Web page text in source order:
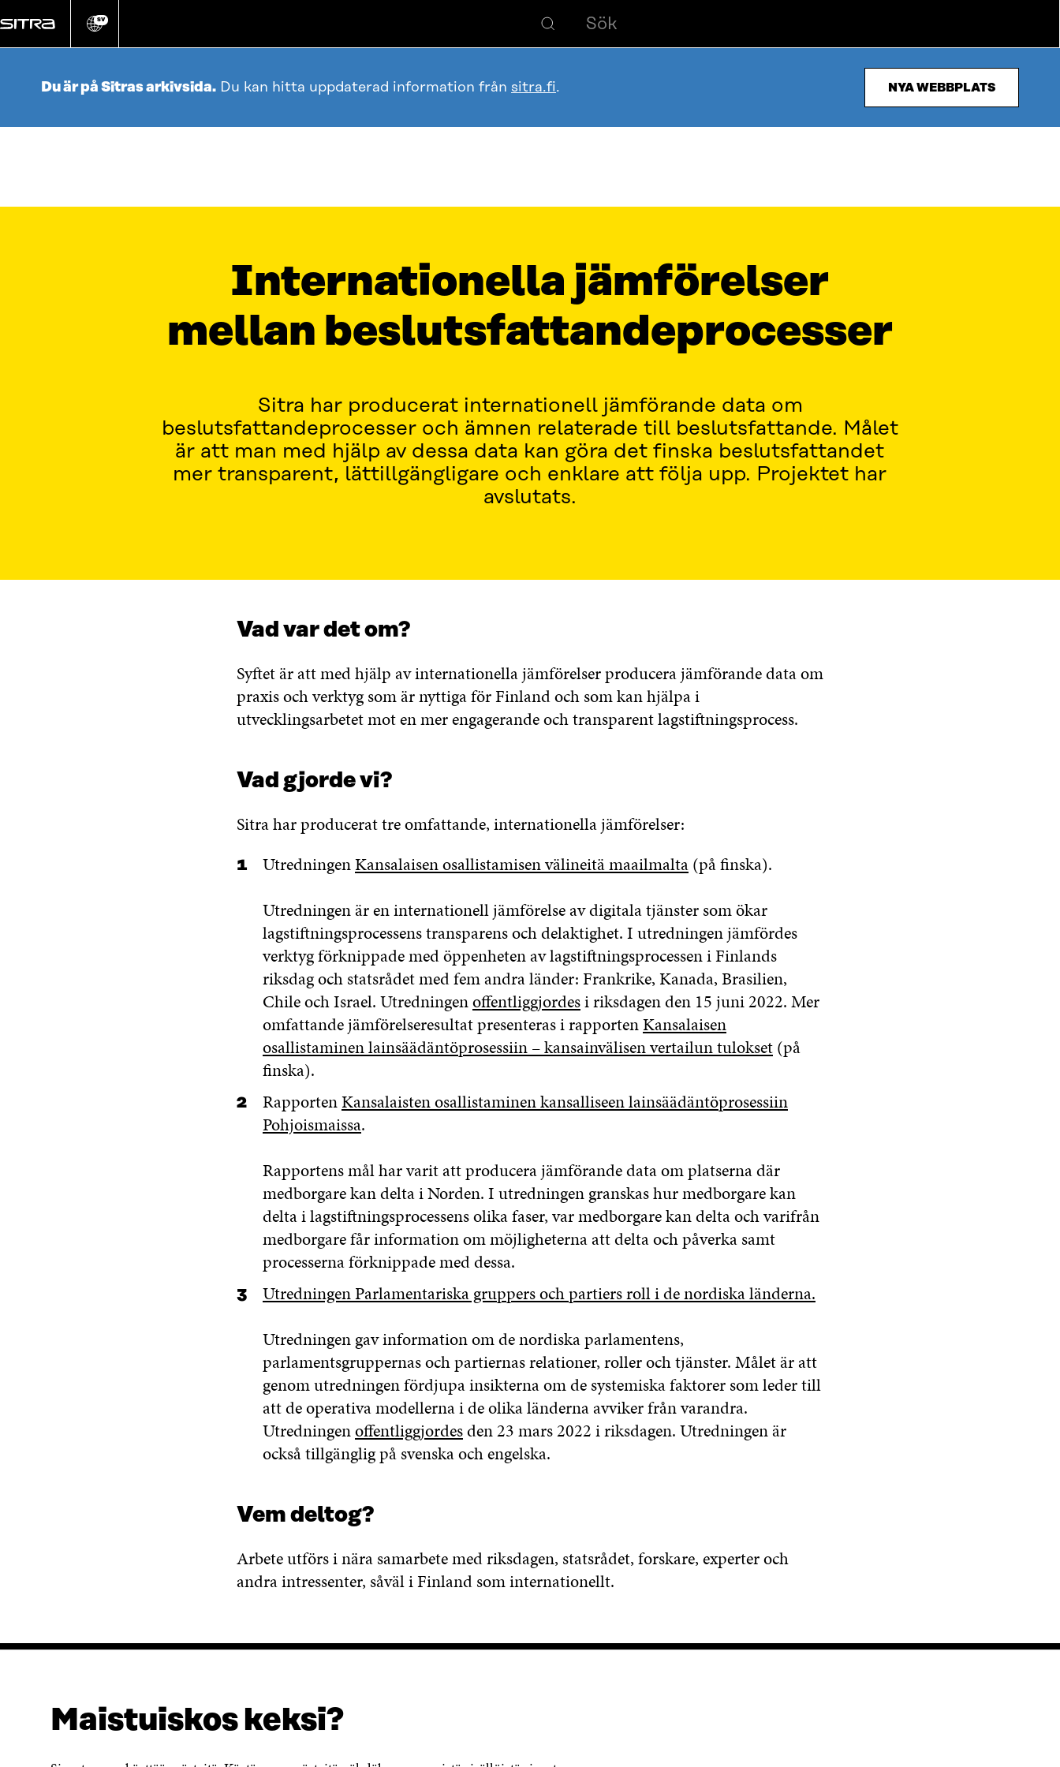
Maistuiskos keksi?
direkt
Ändra
språk
SV
Du är på Sitras arkivsida. Du kan hitta uppdaterad information från sitra.fi. NYA WEBBPLATS
Internationella jämförelser
mellan beslutsfattandeprocesser
Sitra har producerat internationell jämförande data om
beslutsfattandeprocesser och ämnen relaterade till beslutsfattande. Målet
är att man med hjälp av dessa data kan göra det finska beslutsfattandet
mer transparent, lättillgängligare och enklare att följa upp. Projektet har
avslutats.
Vad var det om?
Syftet är att med hjälp av internationella jämförelser producera jämförande data om
praxis och verktyg som är nyttiga för Finland och som kan hjälpa i
utvecklingsarbetet mot en mer engagerande och transparent lagstiftningsprocess.
Vad gjorde vi?
Sitra har producerat tre omfattande, internationella jämförelser:
UtredningenKansalaisen osallistamisen välineitä maailmalta(på finska).
Utredningen är en internationell jämförelse av digitala tjänster som ökar
lagstiftningsprocessens transparens och delaktighet. I utredningen jämfördes
verktyg förknippade med öppenheten av lagstiftningsprocessen i Finlands
riksdag och statsrådet med fem andra länder: Frankrike, Kanada, Brasilien,
Chile och Israel. Utredningenoffentliggjordesi riksdagen den 15 juni 2022. Mer
omfattande jämförelseresultat presenteras i rapportenKansalaisen
osallistaminen lainsäädäntöprosessiin – kansainvälisen vertailun tulokset(på
finska).
RapportenKansalaisten osallistaminen kansalliseen lainsäädäntöprosessiin
Pohjoismaissa.
Rapportens mål har varit att producera jämförande data om platserna där
medborgare kan delta i Norden. I utredningen granskas hur medborgare kan
delta i lagstiftningsprocessens olika faser, var medborgare kan delta och varifrån
medborgare får information om möjligheterna att delta och påverka samt
processerna förknippade med dessa.
Utredningen Parlamentariska gruppers och partiers roll i de nordiska länderna.
Utredningen gav information om de nordiska parlamentens,
parlamentsgruppernas och partiernas relationer, roller och tjänster. Målet är att
genom utredningen fördjupa insikterna om de systemiska faktorer som leder till
att de operativa modellerna i de olika länderna avviker från varandra.
Utredningenoffentliggjordesden 23 mars 2022 i riksdagen. Utredningen är
också tillgänglig på svenska och engelska.
Vem deltog?
Arbete utförs i nära samarbete med riksdagen, statsrådet, forskare, experter och
andra intressenter, såväl i Finland som internationellt.